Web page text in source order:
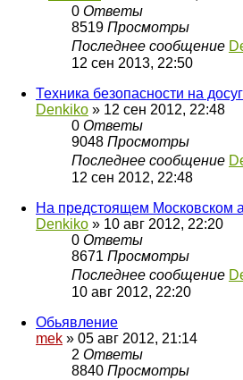
0 Ответы
8519 Просмотры
Последнее сообщение
12 сен 2013, 22:50
Техника безопасности на
Denkiko » 12 сен 2012, 22:48
0 Ответы
9048 Просмотры
Последнее сообщение
12 сен 2012, 22:48
На предстоящем Московском
Denkiko » 10 авг 2012, 22:20
0 Ответы
8671 Просмотры
Последнее сообщение
10 авг 2012, 22:20
Обьявление
mek » 05 авг 2012, 21:14
2 Ответы
8840 Просмотры